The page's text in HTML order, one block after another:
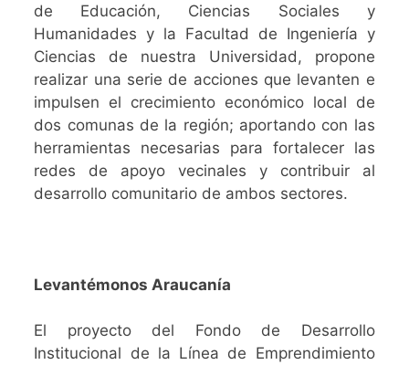
de Educación, Ciencias Sociales y
Humanidades y la Facultad de Ingeniería y
Ciencias de nuestra Universidad, propone
realizar una serie de acciones que levanten e
impulsen el crecimiento económico local de
dos comunas de la región; aportando con las
herramientas necesarias para fortalecer las
redes de apoyo vecinales y contribuir al
desarrollo comunitario de ambos sectores.
Levantémonos Araucanía
El proyecto del Fondo de Desarrollo
Institucional de la Línea de Emprendimiento